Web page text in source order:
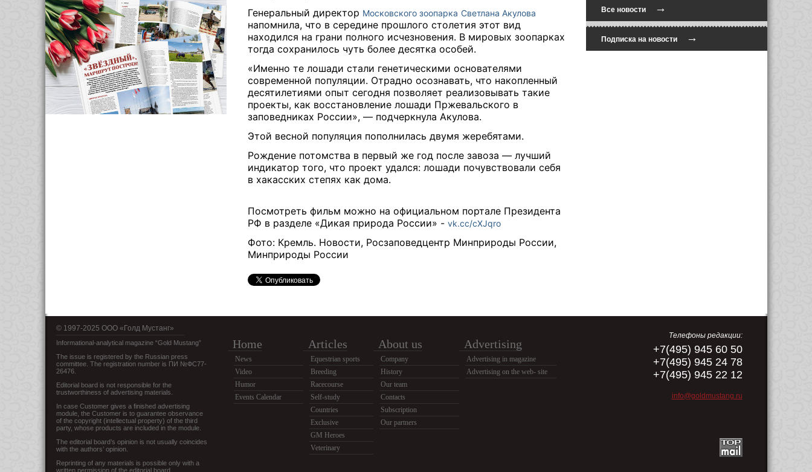
Генеральный директор Московского зоопарка Светлана Акулова
напомнила, что в середине прошлого столетия этот вид
находился на грани полного исчезновения. В мировых зоопарках
тогда сохранилось чуть более десятка особей.
«Именно те лошади стали генетическими основателями
современной популяции. Отрадно осознавать, что накопленный
десятилетиями опыт сегодня позволяет реализовывать такие
проекты, как восстановление лошади Пржевальского в
заповедниках России», — подчеркнула Акулова.
Этой весной популяция пополнилась двумя жеребятами.
Рождение потомства в первый же год после завоза — лучший
индикатор того, что проект удался: лошади почувствовали себя
в хакасских степях как дома.
Посмотреть фильм можно на официальном портале Президента
РФ в разделе «Дикая природа России» - vk.cc/cXJqro
Фото: Кремль. Новости, Росзаповедцентр Минприроды России,
Минприроды России
Все новости→
Подписка на новости→
© 1997-2025 OOO «Голд Мустанг»
Informational-analytical magazine “Gold Mustang”
The issue is registered by the Russian press
committee. The registration number is ПИ №ФС77-
26476.
Editorial board is not responsible for the
trustworthiness of advertising materials.
In case Customer gives a finished advertising
module, the Customer is to guarantee observance
of the copyright (intellectual property) of the third
party, whose products are included in the module.
The editorial board’s opinion is not usually coincides
with the authors’ opinion.
Reprinting of any materials is possible only with a
written permission of the editorial board.
Home
News
Video
Humor
Events Calendar
Articles
Equestrian sports
Breeding
Racecourse
Self-study
Countries
Exclusive
GM Heroes
Veterinary
About us
Company
History
Our team
Contacts
Subscription
Our partners
Advertising
Advertising in magazine
Advertising on the web- site
Телефоны редакции:
+7(495) 945 60 50
+7(495) 945 24 78
+7(495) 945 22 12
info@goldmustang.ru